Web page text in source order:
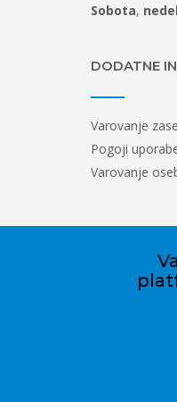
Sobota,
DODATNE
Varovanje
Pogoji
Varovanje